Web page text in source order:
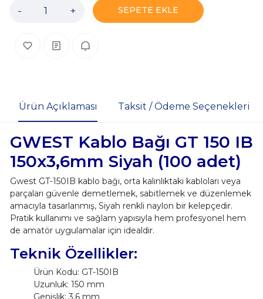
- + SEPETE EKLE
Ürün Açıklaması Taksit / Ödeme Seçenekleri
GWEST Kablo Bağı GT 150 IB
150x3,6mm Siyah (100 adet)
Gwest GT-150IB kablo bağı, orta kalınlıktaki kabloları veya
parçaları güvenle demetlemek, sabitlemek ve düzenlemek
amacıyla tasarlanmış, Siyah renkli naylon bir kelepçedir.
Pratik kullanımı ve sağlam yapısıyla hem profesyonel hem
de amatör uygulamalar için idealdir.
Teknik Özellikler:
Ürün Kodu: GT-150IB
Uzunluk: 150 mm
Genişlik: 3.6 mm